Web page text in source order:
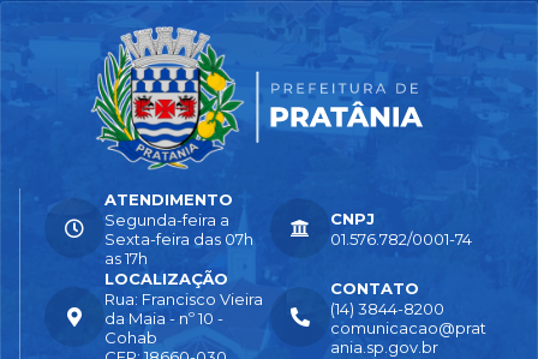
LOCALIZAÇÃO
Rua: Francisco Vieira
da Maia - nº 10 -
Cohab
CONTATO
(14) 3844-8200
comunicacao@prat
ania.sp.gov.br
ATENDIMENTO
Segunda-feira a
Sexta-feira das 07h
as 17h
CNPJ
01.576.782/0001-74